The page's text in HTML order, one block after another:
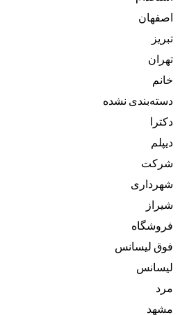
اصفهان
تبریز
تهران
خانم
دسته‌بندی نشده
دکترا
دیپلم
شرکت
شهرداری
شیراز
فروشگاه
فوق لیسانس
لیسانس
مرد
مشهد